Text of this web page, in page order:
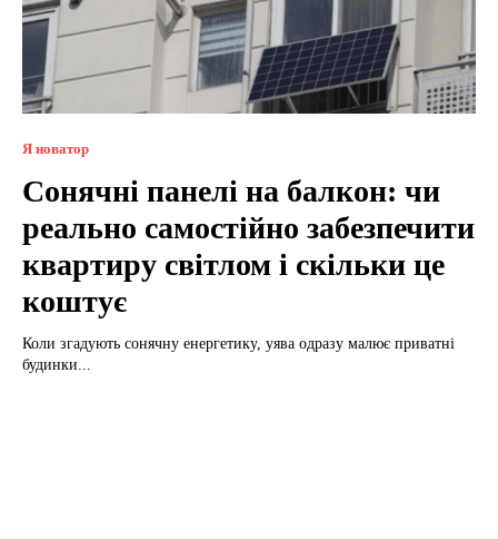
Я новатор
Сонячні панелі на балкон: чи
реально самостійно забезпечити
квартиру світлом і скільки це
коштує
Коли згадують сонячну енергетику, уява одразу малює приватні
будинки...